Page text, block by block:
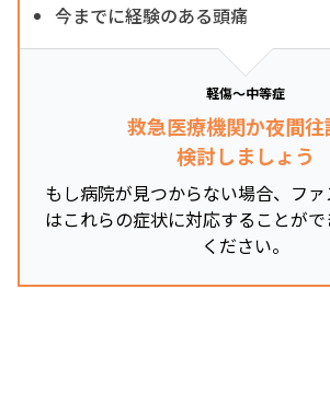
今までに経験のある頭痛
軽傷～中等症
救急医療機関か夜間往
検討しましょう
もし病院が見つからない場合、フ
はこれらの症状に対応することが
ください。